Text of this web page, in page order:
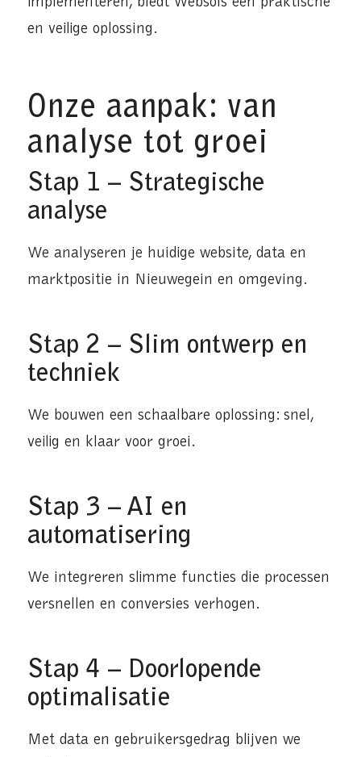
en veilige oplossing.
Onze aanpak: van
analyse tot groei
Stap 1 – Strategische
analyse
We analyseren je huidige website, data en
marktpositie in Nieuwegein en omgeving.
Stap 2 – Slim ontwerp en
techniek
We bouwen een schaalbare oplossing: snel,
veilig en klaar voor groei.
Stap 3 – AI en
automatisering
We integreren slimme functies die processen
versnellen en conversies verhogen.
Stap 4 – Doorlopende
optimalisatie
Met data en gebruikersgedrag blijven we